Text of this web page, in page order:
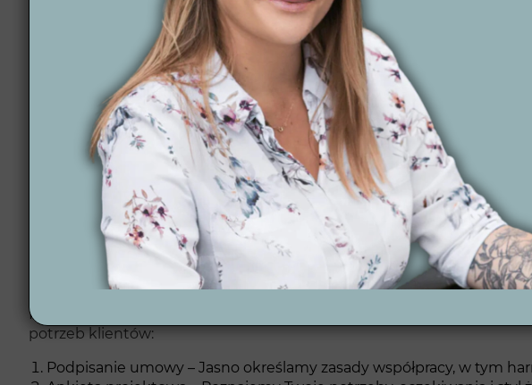
kosztownych błędów podczas realizacji.
Automatyka ogrodowa – Zajmujemy się instalacją
użytkowania ogrodu.
Współpraca z lokalnymi wykonawcami – Dzięki współpracy z
Wizualizacje 3D – Tworzymy trójwymiarowe wizualizacje ogrodu,
Blog o projektowaniu ogrodów
Profesjonalny proces
Śląskim
Projektowanie ogrodów w Stroniu Śląskim przez Wytwórnię Zieleni
potrzeb klientów:
Podpisanie umowy – Jasno określamy zasady współpracy, w tym